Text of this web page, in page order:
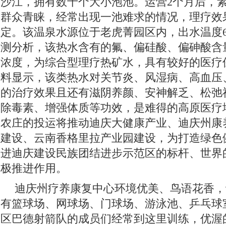
群众青睐，经常出现一池难求的情况，理疗
定。该温泉水源位于老虎菁园区内，出水温
测分析，该热水含有的氟、偏硅酸、偏砷酸
浓度，为综合型理疗热矿水，具有较好的医
料显示，该类热水对关节炎、风湿病、高血
的治疗效果且还有滋阴养颜、安神解乏、松
除毒素、增强体质等功效，是难得的高原医
农庄的投运将推动迪庆大健康产业、迪庆州
建设、云南香格里拉产业园建设，为打造绿
进迪庆建设民族团结进步示范区的标杆、世界
极推进作用。
迪庆州疗养康复中心环境优美、鸟语花香
有篮球场、网球场、门球场、游泳池、乒乓
区巴德射箭队的成员们经常到这里训练，优